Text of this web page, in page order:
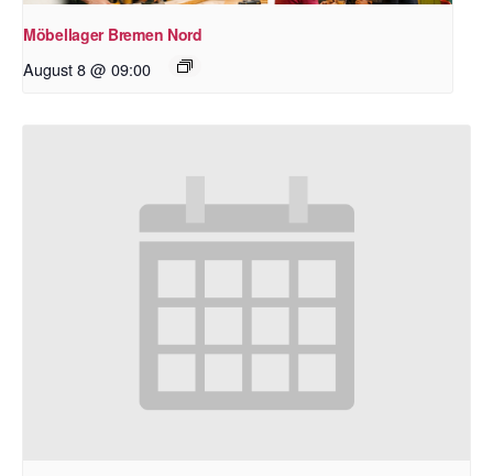
Möbellager Bremen Nord
August 8 @ 09:00